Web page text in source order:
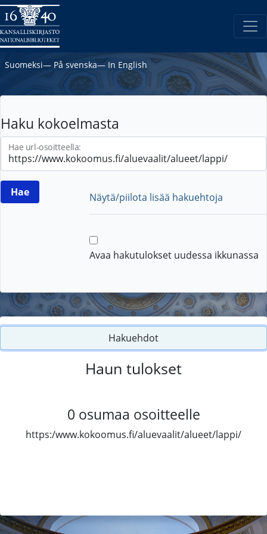
Suomeksi― På svenska― In English
Haku kokoelmasta
Hae url-osoitteella:
Näytä/piilota lisää hakuehtoja
Avaa hakutulokset uudessa ikkunassa
Hakuehdot
Haun tulokset
0 osumaa osoitteelle
https:/www.kokoomus.fi/aluevaalit/alueet/lappi/